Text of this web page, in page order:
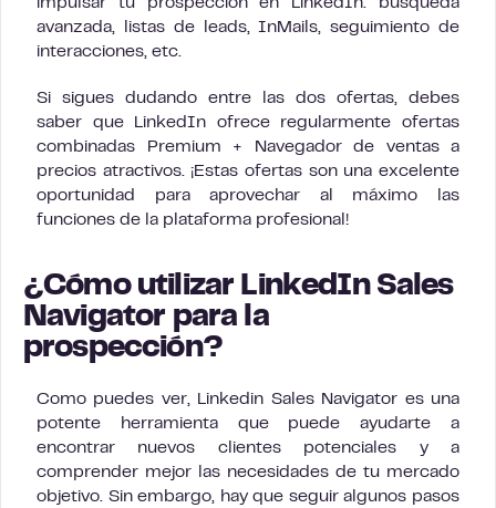
impulsar tu prospección en LinkedIn: búsqueda
avanzada, listas de leads, InMails, seguimiento de
interacciones, etc.
Si sigues dudando entre las dos ofertas, debes
saber que LinkedIn ofrece regularmente ofertas
combinadas Premium + Navegador de ventas a
precios atractivos. ¡Estas ofertas son una excelente
oportunidad para aprovechar al máximo las
funciones de la plataforma profesional!
¿Cómo utilizar LinkedIn Sales
Navigator para la
prospección?
Como puedes ver, Linkedin Sales Navigator es una
potente herramienta que puede ayudarte a
encontrar nuevos clientes potenciales y a
comprender mejor las necesidades de tu mercado
objetivo. Sin embargo, hay que seguir algunos pasos